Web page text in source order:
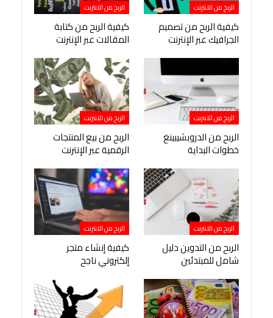
الربح من الانترنت
كيفية الربح من تصميم
الجرافيك عبر الإنترنت
الربح من الانترنت
كيفية الربح من كتابة
المقالات عبر الإنترنت
الربح من الانترنت
الربح من الدروبشيبينغ
خطوات البداية
الربح من الانترنت
الربح من بيع المنتجات
الرقمية عبر الإنترنت
الربح من الانترنت
الربح من التدوين دليل
شامل للمبتدئين
الربح من الانترنت
كيفية إنشاء متجر
إلكتروني ناجح